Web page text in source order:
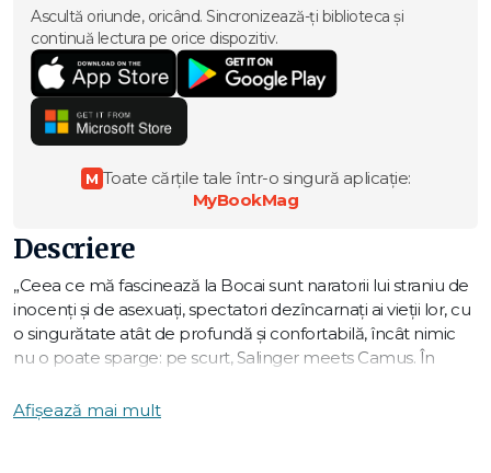
Ascultă oriunde, oricând. Sincronizează-ți biblioteca și
continuă lectura pe orice dispozitiv.
M Toate cărțile tale într-o singură aplicație:
MyBookMag
Descriere
„Ceea ce mă fascinează la Bocai sunt naratorii lui straniu de
inocenți și de asexuați, spectatori dezîncarnați ai vieții lor, cu
o singurătate atât de profundă și confortabilă, încât nimic
nu o poate sparge: pe scurt, Salinger meets Camus. În
explorându-și sexualitatea atât cu femei, cât și cu bărbați,
Afișează mai mult